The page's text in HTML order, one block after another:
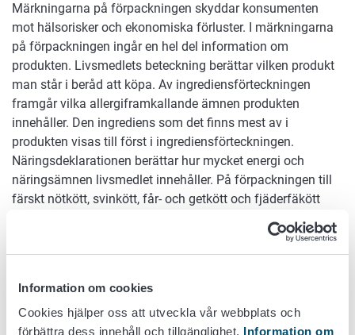
Information om cookies
Cookies hjälper oss att utveckla vår webbplats och
förbättra dess innehåll och tillgänglighet. Information om
Märkningarna på förpackningen skyddar konsumenten
mot hälsorisker och ekonomiska förluster. I märkningarna
på förpackningen ingår en hel del information om
produkten. Livsmedlets beteckning berättar vilken produkt
man står i beråd att köpa. Av ingrediensförteckningen
framgår vilka allergiframkallande ämnen produkten
innehåller. Den ingrediens som det finns mest av i
produkten visas till först i ingrediensförteckningen.
Näringsdeklarationen berättar hur mycket energi och
näringsämnen livsmedlet innehåller. På förpackningen till
färskt nötkött, svinkött, får- och getkött och fjäderfäkött
Datummärkningen och förvaringsanvisningen ger
vägledning om hur produkten används.
Märkningarna på förpackningen får inte vilseleda
konsumenten i fråga om livsmedlets